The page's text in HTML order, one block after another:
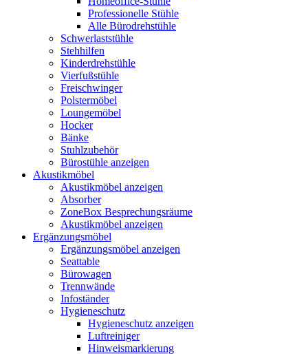
Professionelle Stühle
Alle Bürodrehstühle
Schwerlaststühle
Stehhilfen
Kinderdrehstühle
Vierfußstühle
Freischwinger
Polstermöbel
Loungemöbel
Hocker
Bänke
Stuhlzubehör
Bürostühle anzeigen
Akustikmöbel
Akustikmöbel anzeigen
Absorber
ZoneBox Besprechungsräume
Akustikmöbel anzeigen
Ergänzungsmöbel
Ergänzungsmöbel anzeigen
Seattable
Bürowagen
Trennwände
Infoständer
Hygieneschutz
Hygieneschutz anzeigen
Luftreiniger
Hinweismarkierung